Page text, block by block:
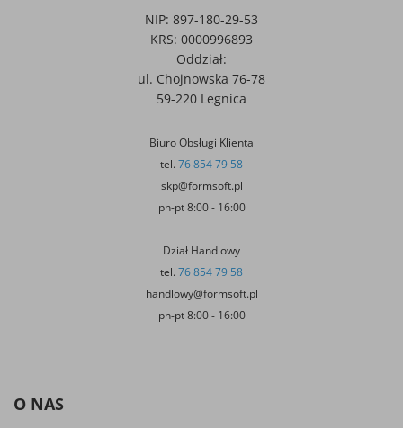
NIP: 897-180-29-53
KRS: 0000996893
Oddział:
ul. Chojnowska 76-78
59-220 Legnica
Biuro Obsługi Klienta
tel. 76 854 79 58
skp@formsoft.pl
pn-pt 8:00 - 16:00
Dział Handlowy
tel. 76 854 79 58
handlowy@formsoft.pl
pn-pt 8:00 - 16:00
O NAS